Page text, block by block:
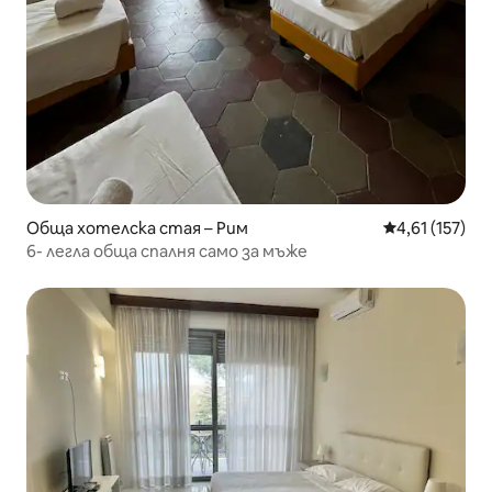
Обща хотелска стая – Рим Средна
4,61 (157)
6- легла обща спалня само за мъже